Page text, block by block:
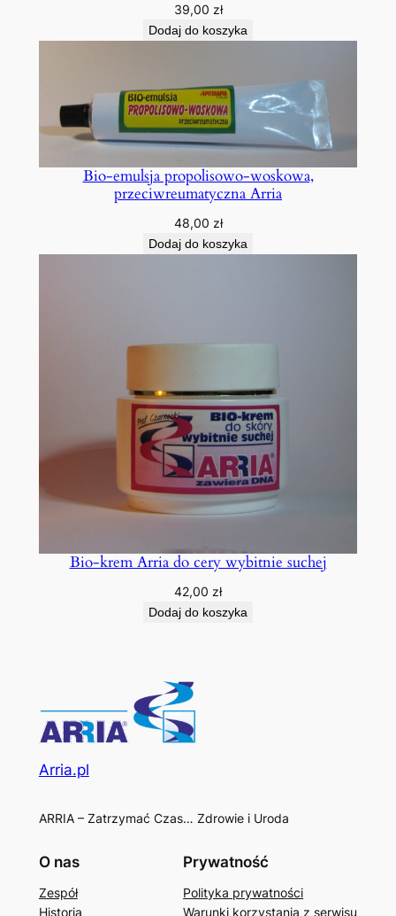
39,00 zł
Dodaj do koszyka
Bio-emulsja propolisowo-woskowa,
przeciwreumatyczna Arria
48,00 zł
Dodaj do koszyka
Bio-krem Arria do cery wybitnie suchej
42,00 zł
Dodaj do koszyka
Arria.pl
ARRIA – Zatrzymać Czas… Zdrowie i Uroda
O nas
Zespół
Historia
Prywatność
Polityka prywatności
Warunki korzystania z serwisu